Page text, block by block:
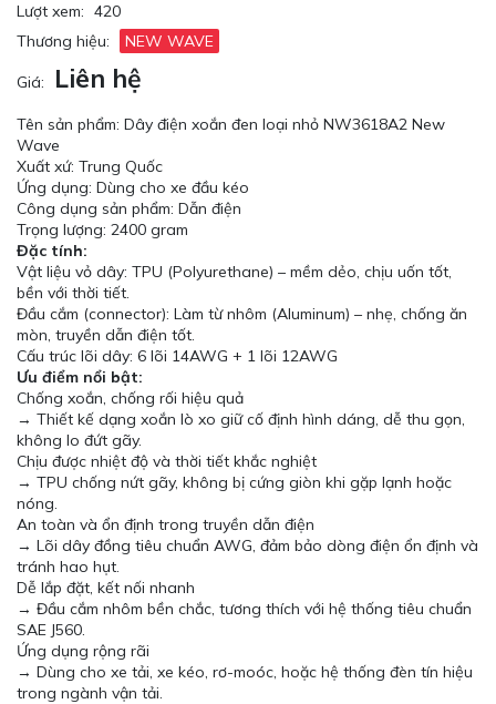
Lượt xem: 420
Thương hiệu:
NEW WAVE
Giá: Liên hệ
Tên sản phẩm: Dây điện xoắn đen loại nhỏ NW3618A2 New
Wave
Xuất xứ: Trung Quốc
Ứng dụng: Dùng cho xe đầu kéo
Công dụng sản phẩm: Dẫn điện
Trọng lượng: 2400 gram
Đặc tính:
Vật liệu vỏ dây: TPU (Polyurethane) – mềm dẻo, chịu uốn tốt,
bền với thời tiết.
Đầu cắm (connector): Làm từ nhôm (Aluminum) – nhẹ, chống ăn
mòn, truyền dẫn điện tốt.
Cấu trúc lõi dây: 6 lõi 14AWG + 1 lõi 12AWG
Ưu điểm nổi bật:
Chống xoắn, chống rối hiệu quả
→ Thiết kế dạng xoắn lò xo giữ cố định hình dáng, dễ thu gọn,
không lo đứt gãy.
Chịu được nhiệt độ và thời tiết khắc nghiệt
→ TPU chống nứt gãy, không bị cứng giòn khi gặp lạnh hoặc
nóng.
An toàn và ổn định trong truyền dẫn điện
→ Lõi dây đồng tiêu chuẩn AWG, đảm bảo dòng điện ổn định và
tránh hao hụt.
Dễ lắp đặt, kết nối nhanh
→ Đầu cắm nhôm bền chắc, tương thích với hệ thống tiêu chuẩn
SAE J560.
Ứng dụng rộng rãi
→ Dùng cho xe tải, xe kéo, rơ-moóc, hoặc hệ thống đèn tín hiệu
trong ngành vận tải.